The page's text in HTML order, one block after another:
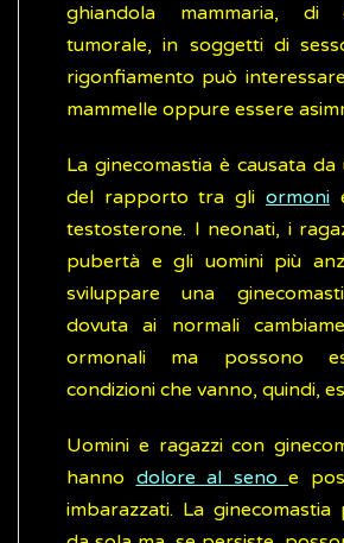
ghiandola mammaria, di
tumorale, in soggetti di
rigonfiamento può
mammelle oppure essere
La ginecomastia è causata
del rapporto tra gli ormoni
testosterone. I neonati, i
pubertà e gli uomini più
sviluppare una
dovuta ai normali
ormonali ma possono
condizioni che vanno, quindi,
Uomini e ragazzi con
hanno dolore al seno e
imbarazzati. La ginecomastia